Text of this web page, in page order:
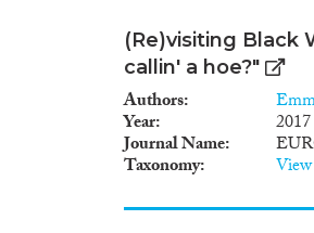
(Re)visiting Black
callin' a hoe?"
Authors
Year 2017
Journal Name
Taxonomy